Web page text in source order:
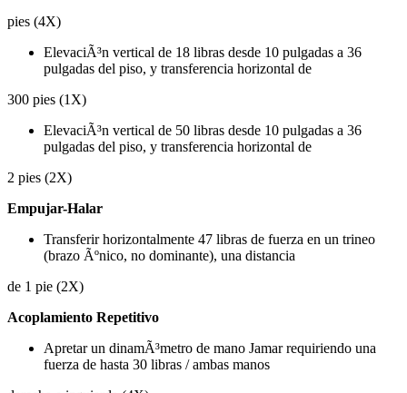
pies (4X)
ElevaciÃ³n vertical de 18 libras desde 10 pulgadas a 36
pulgadas del piso, y transferencia horizontal de
300 pies (1X)
ElevaciÃ³n vertical de 50 libras desde 10 pulgadas a 36
pulgadas del piso, y transferencia horizontal de
2 pies (2X)
Empujar-Halar
Transferir horizontalmente 47 libras de fuerza en un trineo
(brazo Ãºnico, no dominante), una distancia
de 1 pie (2X)
Acoplamiento Repetitivo
Apretar un dinamÃ³metro de mano Jamar requiriendo una
fuerza de hasta 30 libras / ambas manos